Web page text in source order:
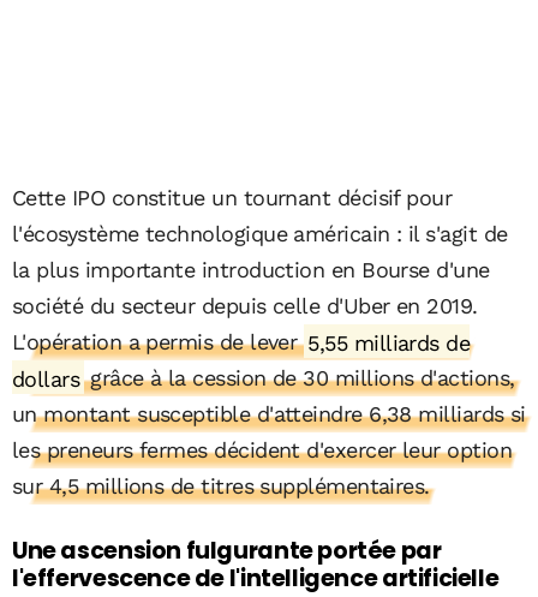
Cette IPO constitue un tournant décisif pour
l'écosystème technologique américain : il s'agit de
la plus importante introduction en Bourse d'une
société du secteur depuis celle d'Uber en 2019.
L'opération a permis de lever5,55 milliards de
dollarsgrâce à la cession de 30 millions d'actions,
un montant susceptible d'atteindre 6,38 milliards si
les preneurs fermes décident d'exercer leur option
sur 4,5 millions de titres supplémentaires.
Une ascension fulgurante portée par
l'effervescence de l'intelligence artificielle